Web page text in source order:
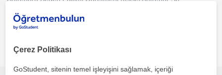
1. ders ücretsiz
daha fazlasını gör
Çerez Politikası
GoStudent, sitenin temel işleyişini sağlamak, içeriği